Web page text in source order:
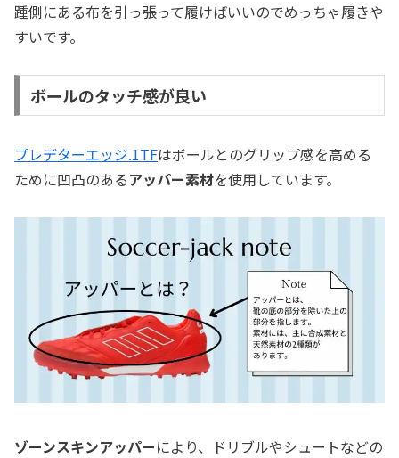
踵側にある布を引っ張って履けばいいのでめっちゃ履きや
すいです。
ボールのタッチ感が良い
プレデターエッジ.1TFはボールとのグリップ感を高める
ために凹凸のあるアッパー素材を使用しています。
ゾーンスキンアッパーにより、ドリブルやシュートなどの